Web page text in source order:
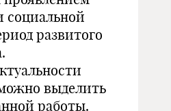
социальной
развитого
выделить
работы.